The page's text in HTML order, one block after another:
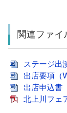
関連ファイ
ステージ出
出店要項（
出店申込書
北上川フェ